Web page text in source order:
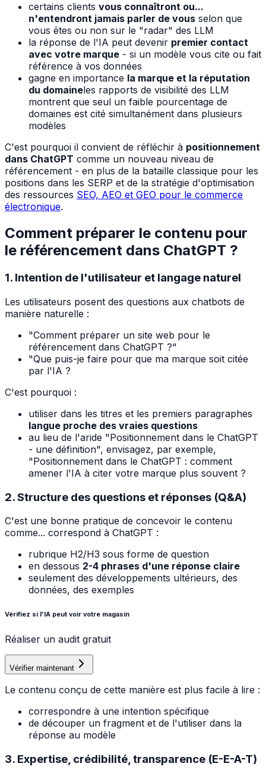
certains clients vous connaîtront ou...
n'entendront jamais parler de vous selon que
vous êtes ou non sur le "radar" des LLM
la réponse de l'IA peut devenir premier contact
avec votre marque - si un modèle vous cite ou fait
référence à vos données
gagne en importance la marque et la réputation
du domaineles rapports de visibilité des LLM
montrent que seul un faible pourcentage de
domaines est cité simultanément dans plusieurs
modèles
C'est pourquoi il convient de réfléchir à positionnement
dans ChatGPT comme un nouveau niveau de
référencement - en plus de la bataille classique pour les
positions dans les SERP et de la stratégie d'optimisation
des ressources SEO, AEO et GEO pour le commerce
électronique.
Comment préparer le contenu pour
le référencement dans ChatGPT ?
1. Intention de l'utilisateur et langage naturel
Les utilisateurs posent des questions aux chatbots de
manière naturelle :
"Comment préparer un site web pour le
référencement dans ChatGPT ?"
"Que puis-je faire pour que ma marque soit citée
par l'IA ?
C'est pourquoi :
utiliser dans les titres et les premiers paragraphes
langue proche des vraies questions
au lieu de l'aride "Positionnement dans le ChatGPT
- une définition", envisagez, par exemple,
"Positionnement dans le ChatGPT : comment
amener l'IA à citer votre marque plus souvent ?
2. Structure des questions et réponses (Q&A)
C'est une bonne pratique de concevoir le contenu
comme... correspond à ChatGPT :
rubrique H2/H3 sous forme de question
en dessous 2-4 phrases d'une réponse claire
seulement des développements ultérieurs, des
données, des exemples
Vérifiez si l'IA peut voir votre magasin
Réaliser un audit gratuit
Vérifier maintenant
Le contenu conçu de cette manière est plus facile à lire :
correspondre à une intention spécifique
de découper un fragment et de l'utiliser dans la
réponse au modèle
3. Expertise, crédibilité, transparence (E-E-A-T)